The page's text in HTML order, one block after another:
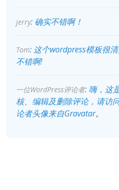
jerry: 确实不错啊！
Tom: 这个wordpress模板很
不错啊!
一位WordPress评论者: 嗨，这
核、编辑及删除评论，请访
论者头像来自Gravatar。